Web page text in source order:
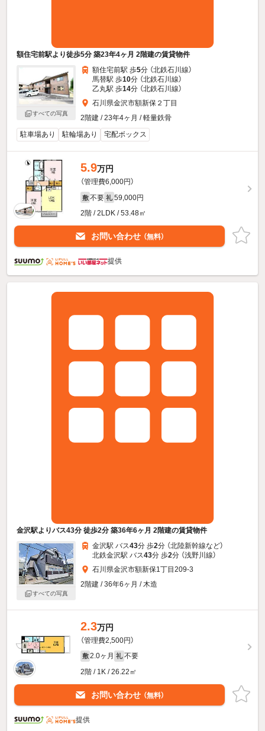
額住宅前駅より徒歩5分 築23年4ヶ月 2階建の賃貸物件
すべての写真
額住宅前駅 歩5分 （北鉄石川線）
馬替駅 歩10分 （北鉄石川線）
乙丸駅 歩14分 （北鉄石川線）
石川県金沢市額新保２丁目
2階建 / 23年4ヶ月 / 軽量鉄骨
駐車場あり
駐輪場あり 宅配ボックス
5.9万円
（管理費6,000円）
敷 不要 礼 59,000円
2階 / 2LDK / 53.48㎡
お問い合わせ （無料）
提供
金沢駅よりバス43分 徒歩2分 築36年6ヶ月 2階建の賃貸物件
すべての写真
金沢駅 バス43分 歩2分 （北陸新幹線など）
北鉄金沢駅 バス43分 歩2分 （浅野川線）
石川県金沢市額新保1丁目209-3
2階建 / 36年6ヶ月 / 木造
2.3万円
（管理費2,500円）
敷 2.0ヶ月 礼 不要
2階 / 1K / 26.22㎡
お問い合わせ （無料）
提供